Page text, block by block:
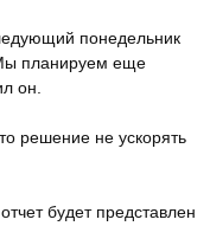
понедельник
планируем еще
он.
решение не ускорять
будет представлен